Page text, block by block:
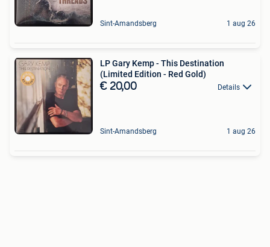
Sint-Amandsberg 1 aug 26
LP Gary Kemp - This Destination
(Limited Edition - Red Gold)
€ 20,00 Details
Sint-Amandsberg 1 aug 26